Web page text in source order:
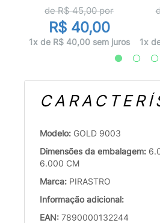
de R$45,00por
R$ 40,00
1x de R$ 40,00 sem juros 1x
Modelo: GOLD 9003
Dimensões da embalagem:
6.000 CM
Marca: PIRASTRO
Informação adicional:
EAN: 7890000132244